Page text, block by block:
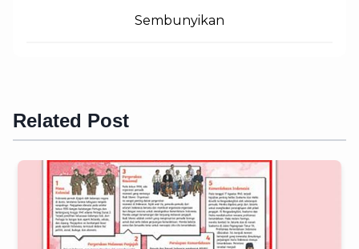
Sembunyikan
Related Post